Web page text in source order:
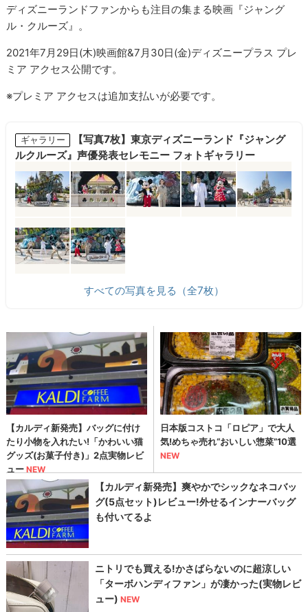
ディズニーランドファンからも注目の集まる映画『ジャング
ル・クルーズ』。
2021年7月29日(木)映画館&7月30日(金)ディズニープラス プレ
ミア アクセス公開です。
※プレミア アクセスは追加支払いが必要です。
ギャラリー
【写真7枚】東京ディズニーランド『ジャング
ルクルーズ』声優発表セレモニー フォトギャラリー
すべての写真を見る（全7枚）